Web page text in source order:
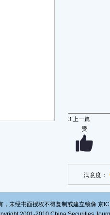
3 上一篇
赞
满意度：
，未经书面授权不得复制或建立镜像 京